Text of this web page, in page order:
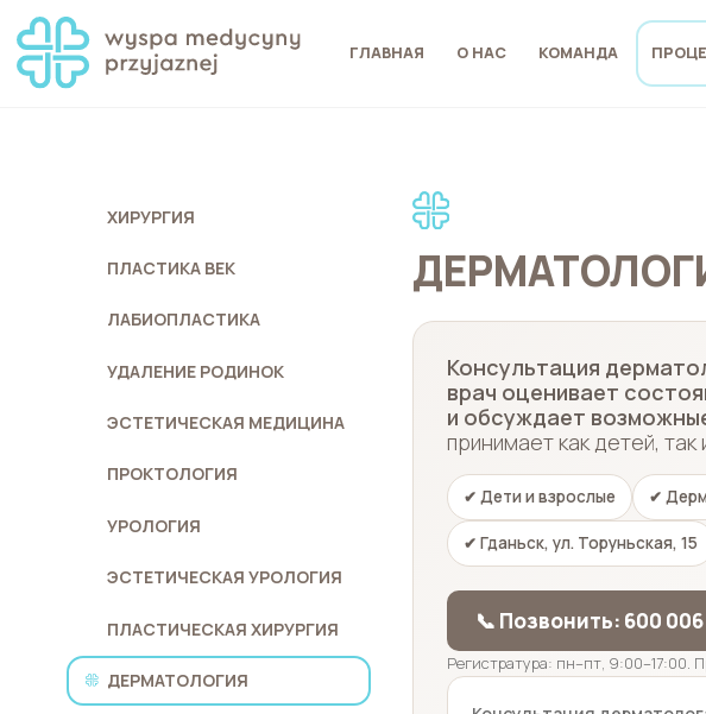
ГЛАВНАЯ О НАС КОМАНДА
ХИРУРГИЯ
ПЛАСТИКА ВЕК
ЛАБИОПЛАСТИКА
УДАЛЕНИЕ РОДИНОК
ЭСТЕТИЧЕСКАЯ МЕДИЦИНА
ПРОКТОЛОГИЯ
УРОЛОГИЯ
ЭСТЕТИЧЕСКАЯ УРОЛОГИЯ
ПЛАСТИЧЕСКАЯ ХИРУРГИЯ
ДЕРМАТОЛОГИЯ
Консультация
врач оценивает
и обсуждает
принимает как детей,
✔ Дети и взрослые ✔
✔ Гданьск, ул. Торуньская, 15
📞 Позвонить: 600 006
Регистратура: пн–пт, 9:00–17:00.